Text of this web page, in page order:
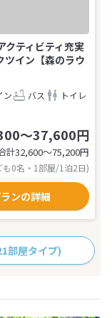
ティビティ充実
ツイン【森のラウ
ン バス
トイレ
～37,600円
計32,600〜75,200円
も0名・1部屋/1泊2日)
ンの詳細
部屋タイプ)